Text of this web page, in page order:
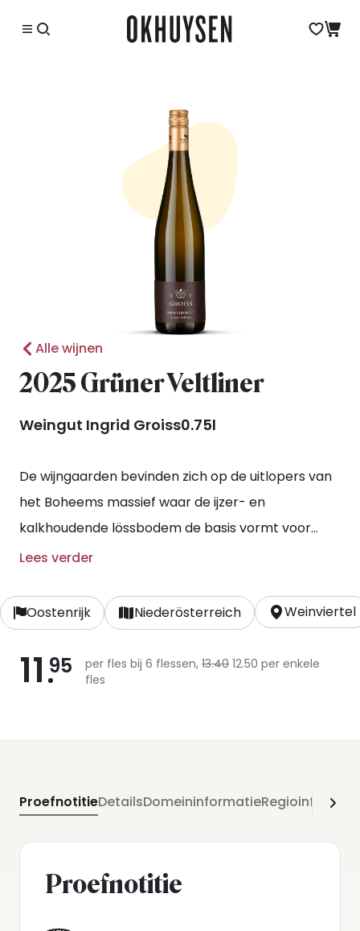
Alle wijnen
2025 Grüner Veltliner
Weingut Ingrid Groiss0.75l
De wijngaarden bevinden zich op de uitlopers van
het Boheems massief waar de ijzer- en
kalkhoudende lössbodem de basis vormt voor
schitterende grüner veltliners. De druiven worden
op kleine roestvrijstalen vaten gevinifieerd en
opgevoed.
Lees verder
Oostenrijk Niederösterreich Weinviertel
11 95 per fles bij 6 flessen, 13.40 12.50 per enkele
fles
ProefnotitieDetailsDomeininformatie
Proefnotitie